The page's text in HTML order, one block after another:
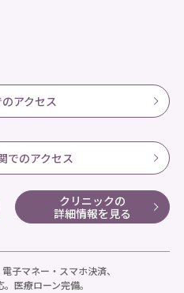
アクセス
でのアクセス
クリニックの
詳細情報を見る
子マネー・スマホ決済、
医療ローン完備。